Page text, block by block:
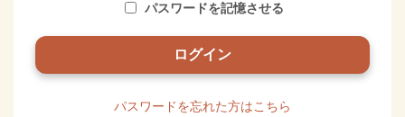
パスワードを記憶させる
パスワードを忘れた方はこちら